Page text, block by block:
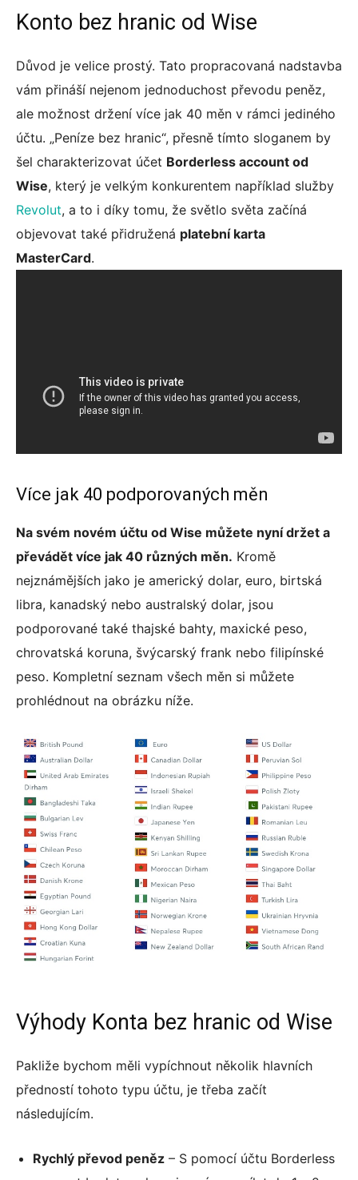
Konto bez hranic od Wise
Důvod je velice prostý. Tato propracovaná nadstavba
vám přináší nejenom jednoduchost převodu peněz,
ale možnost držení více jak 40 měn v rámci jediného
účtu. „Peníze bez hranic“, přesně tímto sloganem by
šel charakterizovat účet Borderless account od
Wise, který je velkým konkurentem například služby
Revolut, a to i díky tomu, že světlo světa začíná
objevovat také přidružená platební karta
MasterCard.
Více jak 40 podporovaných měn
Na svém novém účtu od Wise můžete nyní držet a
převádět více jak 40 různých měn. Kromě
nejznámějších jako je americký dolar, euro, birtská
libra, kanadský nebo australský dolar, jsou
podporované také thajské bahty, maxické peso,
chrovatská koruna, švýcarský frank nebo filipínské
peso. Kompletní seznam všech měn si můžete
prohlédnout na obrázku níže.
Výhody Konta bez hranic od Wise
Pakliže bychom měli vypíchnout několik hlavních
předností tohoto typu účtu, je třeba začít
následujícím.
Rychlý převod peněz – S pomocí účtu Borderless